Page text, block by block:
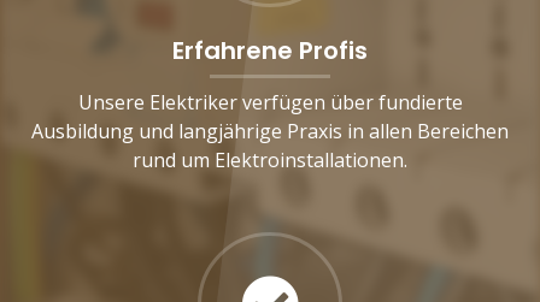
Erfahrene Profis
Unsere Elektriker verfügen über fundierte
Ausbildung und langjährige Praxis in allen Bereichen
rund um Elektroinstallationen.